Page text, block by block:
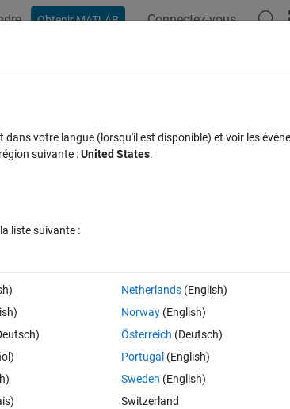
Obtenir MATLAB Connectez-vous
Afficher commentaires
類」の例を少しいじりました。
classification-using-deep-learning.html
使用して、[座る→立つ→歩く→走る→踊る]という1連の
作を1動作づつ切り出して、1動作を1データとして作成
votre langue (lorsqu'il est disponible) et voir les
suivante :United States.
liste suivante :
Netherlands(English)
Norway(English)
Österreich (Deutsch)
Portugal (English)
Sweden (English)
Switzerland